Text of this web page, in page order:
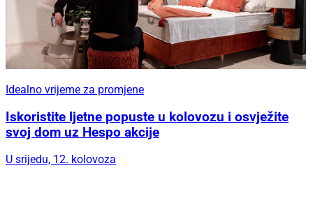
Idealno vrijeme za promjene
Iskoristite ljetne popuste u kolovozu i osvježite
svoj dom uz Hespo akcije
U srijedu, 12. kolovoza